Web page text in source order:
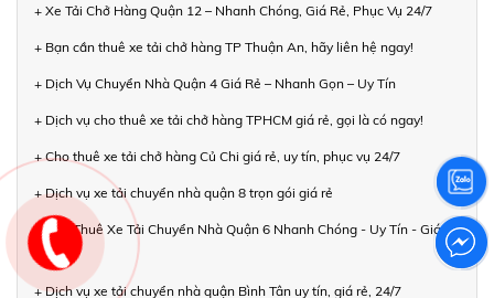
+ Xe Tải Chở Hàng Quận 12 – Nhanh Chóng, Giá Rẻ, Phục Vụ 24/7
+ Bạn cần thuê xe tải chở hàng TP Thuận An, hãy liên hệ ngay!
+ Dịch Vụ Chuyển Nhà Quận 4 Giá Rẻ – Nhanh Gọn – Uy Tín
+ Dịch vụ cho thuê xe tải chở hàng TPHCM giá rẻ, gọi là có ngay!
+ Cho thuê xe tải chở hàng Củ Chi giá rẻ, uy tín, phục vụ 24/7
+ Dịch vụ xe tải chuyển nhà quận 8 trọn gói giá rẻ
+ Cho Thuê Xe Tải Chuyển Nhà Quận 6 Nhanh Chóng - Uy Tín - Giá
Rẻ
+ Dịch vụ xe tải chuyển nhà quận Bình Tân uy tín, giá rẻ, 24/7